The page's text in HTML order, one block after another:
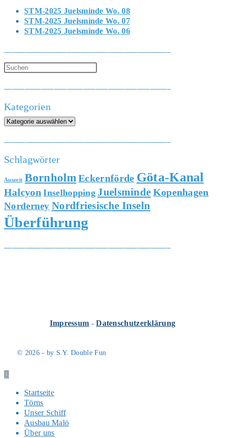
STM-2025 Juelsminde Wo. 08
STM-2025 Juelsminde Wo. 07
STM-2025 Juelsminde Wo. 06
Kategorien
Kategorien
Schlagwörter
Auszeit BornholmEckernförde Göta-Kanal
Halcyon Inselhopping Juelsminde Kopenhagen
Norderney Nordfriesische Inseln
Überführung
Impressum -Datenschutzerklärung
© 2026 - by S.Y. Double Fun
Startseite
Törns
Unser Schiff
Ausbau Malö
Über uns